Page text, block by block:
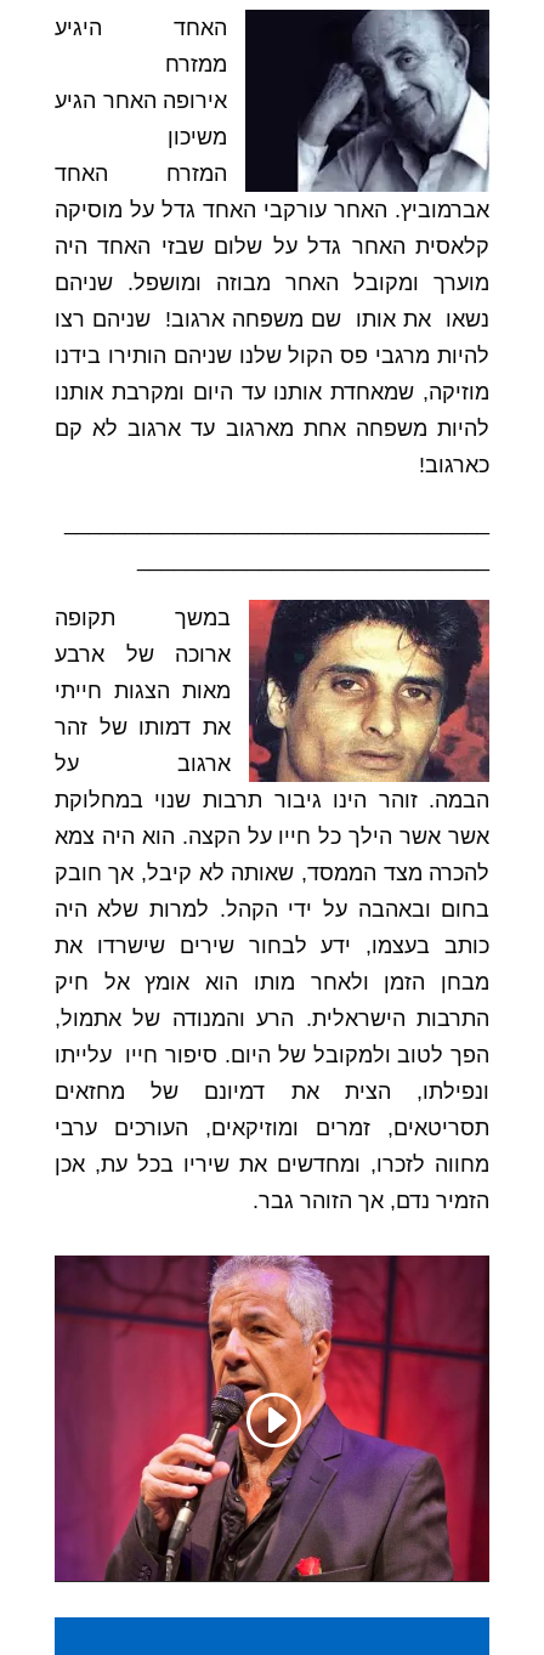
האחד היגיע
ממזרח
אירופה האחר הגיע
משיכון
המזרח האחד
אברמוביץ. האחר עורקבי האחד גדל על מוסיקה
קלאסית האחר גדל על שלום שבזי האחד היה
מוערך ומקובל האחר מבוזה ומושפל. שניהם
נשאו את אותו שם משפחה ארגוב! שניהם רצו
להיות מרגבי פס הקול שלנו שניהם הותירו בידנו
מוזיקה, שמאחדת אותנו עד היום ומקרבת אותנו
להיות משפחה אחת מארגוב עד ארגוב לא קם
כארגוב!
במשך תקופה
ארוכה של ארבע
מאות הצגות חייתי
את דמותו של זהר
ארגוב על
הבמה. זוהר הינו גיבור תרבות שנוי במחלוקת
אשר אשר הילך כל חייו על הקצה. הוא היה צמא
להכרה מצד הממסד, שאותה לא קיבל, אך חובק
בחום ובאהבה על ידי הקהל. למרות שלא היה
כותב בעצמו, ידע לבחור שירים שישרדו את
מבחן הזמן ולאחר מותו הוא אומץ אל חיק
התרבות הישראלית. הרע והמנודה של אתמול,
הפך לטוב ולמקובל של היום. סיפור חייו עלייתו
ונפילתו, הצית את דמיונם של מחזאים
תסריטאים, זמרים ומוזיקאים, העורכים ערבי
מחווה לזכרו, ומחדשים את שיריו בכל עת, אכן
הזמיר נדם, אך הזוהר גבר.